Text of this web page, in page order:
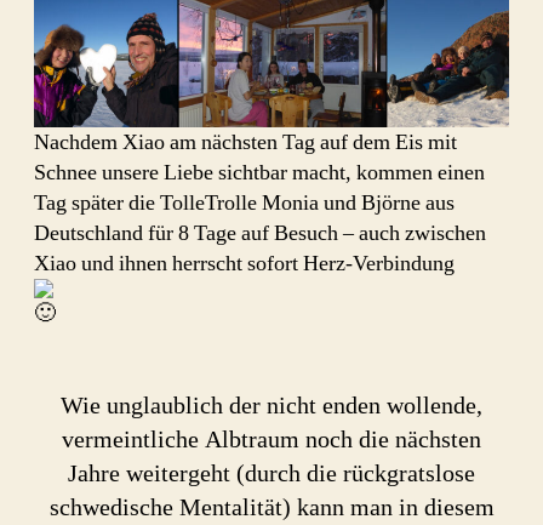
Nachdem Xiao am nächsten Tag auf dem Eis mit
Schnee unsere Liebe sichtbar macht, kommen einen
Tag später die TolleTrolle Monia und Björne aus
Deutschland für 8 Tage auf Besuch – auch zwischen
Xiao und ihnen herrscht sofort Herz-Verbindung
Wie unglaublich der nicht enden wollende,
vermeintliche Albtraum noch die nächsten
Jahre weitergeht (durch die rückgratslose
schwedische Mentalität) kann man in diesem